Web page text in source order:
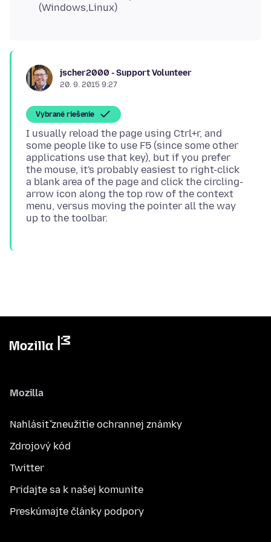
(Windows,Linux)
jscher2000 - Support Volunteer
20. 9. 2015 9:27
Vybrané riešenie
I usually reload the page using Ctrl+r, and
some people like to use F5 (since some other
applications use that key), but if you prefer
the mouse, it's probably easiest to right-click
a blank area of the page and click the circling-
arrow icon along the top row of the context
menu, versus moving the pointer all the way
Mozilla
Nahlásiť zneužitie ochrannej známky
Zdrojový kód
Twitter
Pridajte sa k našej komunite
Preskúmajte články podpory